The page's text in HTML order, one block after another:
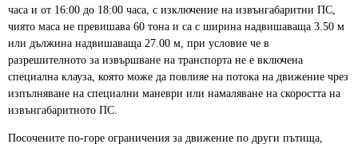
часа и от 16:00 до 18:00 часа, с изключение на извънгабаритни ПС,
чиято маса не превишава 60 тона и са с ширина надвишаваща 3.50 м
или дължина надвишаваща 27.00 м, при условие че в
разрешителното за извършване на транспорта не е включена
специална клауза, която може да повлияе на потока на движение чрез
изпълняване на специални маневри или намаляване на скоростта на
извънгабаритното ПС.
Посочените по-горе ограничения за движение по други пътища,